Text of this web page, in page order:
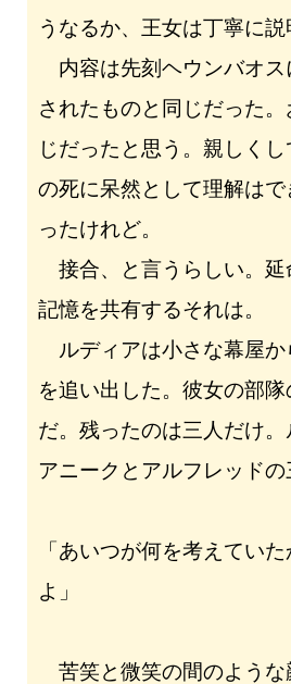
うなるか、王女は丁寧に
内容は先刻ヘウンバオス
されたものと同じだった
じだったと思う。親しく
の死に呆然として理解は
ったけれど。
接合、と言うらしい。延
記憶を共有するそれは。
ルディアは小さな幕屋か
を追い出した。彼女の部
だ。残ったのは三人だけ
アニークとアルフレッド
「あいつが何を考えてい
よ」
苦笑と微笑の間のような